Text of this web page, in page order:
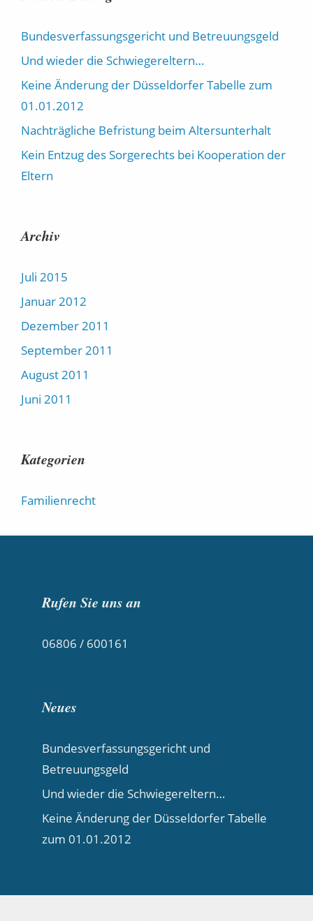
Bundesverfassungsgericht und Betreuungsgeld
Und wieder die Schwiegereltern…
Keine Änderung der Düsseldorfer Tabelle zum
01.01.2012
Nachträgliche Befristung beim Altersunterhalt
Kein Entzug des Sorgerechts bei Kooperation der
Eltern
Archiv
Juli 2015
Januar 2012
Dezember 2011
September 2011
August 2011
Juni 2011
Kategorien
Familienrecht
Rufen Sie uns an
06806 / 600161
Neues
Bundesverfassungsgericht und
Betreuungsgeld
Und wieder die Schwiegereltern…
Keine Änderung der Düsseldorfer Tabelle
zum 01.01.2012